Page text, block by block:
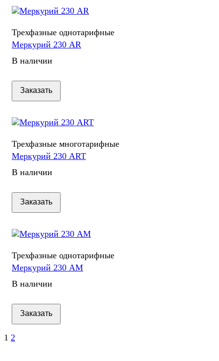
Трехфазные однотарифные
Меркурий 230 АR
В наличии
Заказать
Трехфазные многотарифные
Меркурий 230 АRT
В наличии
Заказать
Трехфазные однотарифные
Меркурий 230 АМ
В наличии
Заказать
1 2